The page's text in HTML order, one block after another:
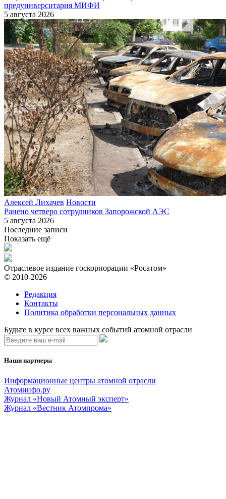
предуниверситария МИФИ
5 августа 2026
Алексей Лихачев Новости
Ранено четверо сотрудников Запорожской АЭС
5 августа 2026
Последние записи
Показать ещё
Отраслевое издание госкорпорации «Росатом»
© 2010-2026
Редакция
Контакты
Политика обработки персональных данных
Будьте в курсе всех важных событий атомной отрасли
Наши партнеры
Информационные центры атомной отрасли
Атоминфо.ру
Журнал «Новый Атомный эксперт»
Журнал «Вестник Атомпрома»